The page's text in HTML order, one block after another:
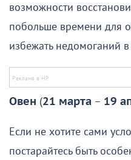
возможности
побольше времени для
избежать недомоганий
Овен (21 марта – 19
Если не хотите сами
постарайтесь быть